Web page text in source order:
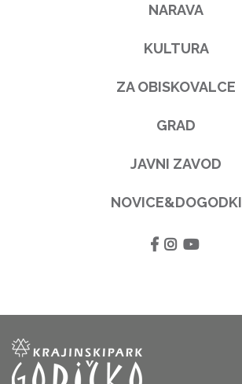
NARAVA
KULTURA
ZA OBISKOVALCE
GRAD
JAVNI ZAVOD
NOVICE&DOGODKI